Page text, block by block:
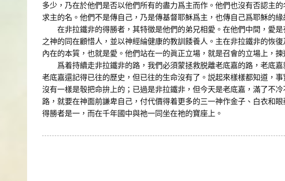
多少，乃在於他們是否以他們所有的盡力爲主而作。他們也沒有否認主
求主的名。他們不是傳自己，乃是傳基督耶穌爲主，也傳自己爲耶穌的緣
在非拉鐵非的得勝者，其特徵是他們的弟兄相愛。在他們中間，愛是
之神的同在顧惜人，並以神經綸健康的教訓餧養人。主在非拉鐵非的恢
內在的本質，也就是愛。他們站在一的眞正立場，就是召會的立場上，揀
爲着持續走非拉鐵非的路，我們必須蒙拯救脱離老底嘉的路，老底嘉
老底嘉還記得已往的歷史，但已往的生命沒有了。説起來樣樣都知道，
沒有一樣是彀把命拚上的；已過是非拉鐵非，但今天是老底嘉，滿了不
路，就要在神面前謙卑自己，付代價得着更多的三一神作金子、白衣和
得勝者是一，而在千年國中與祂一同坐在祂的寶座上。